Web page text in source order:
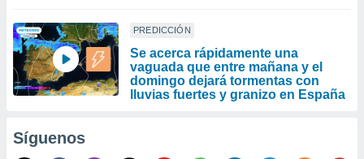
PREDICCIÓN
Se acerca rápidamente una
vaguada que entre mañana y el
domingo dejará tormentas con
lluvias fuertes y granizo en España
Síguenos